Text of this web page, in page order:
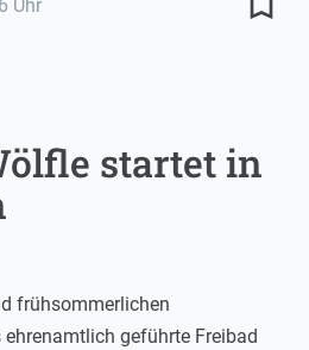
Uhr
startet in
frühsommerlichen
geführte Freibad